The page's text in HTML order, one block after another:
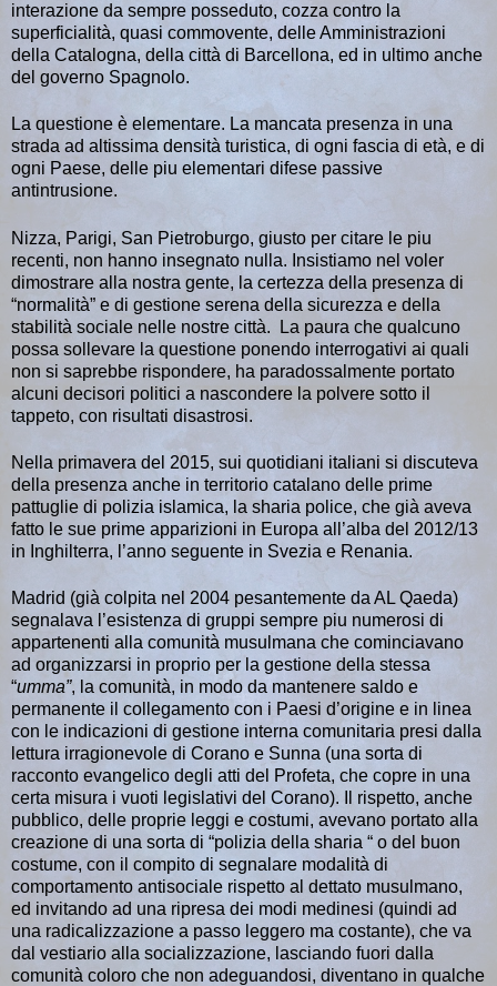
interazione da sempre posseduto, cozza contro la
superficialità, quasi commovente, delle Amministrazioni
della Catalogna, della città di Barcellona, ed in ultimo anche
del governo Spagnolo.
La questione è elementare. La mancata presenza in una
strada ad altissima densità turistica, di ogni fascia di età, e di
ogni Paese, delle piu elementari difese passive
antintrusione.
Nizza, Parigi, San Pietroburgo, giusto per citare le piu
recenti, non hanno insegnato nulla. Insistiamo nel voler
dimostrare alla nostra gente, la certezza della presenza di
“normalità” e di gestione serena della sicurezza e della
stabilità sociale nelle nostre città. La paura che qualcuno
possa sollevare la questione ponendo interrogativi ai quali
non si saprebbe rispondere, ha paradossalmente portato
alcuni decisori politici a nascondere la polvere sotto il
tappeto, con risultati disastrosi.
Nella primavera del 2015, sui quotidiani italiani si discuteva
della presenza anche in territorio catalano delle prime
pattuglie di polizia islamica, la sharia police, che già aveva
fatto le sue prime apparizioni in Europa all’alba del 2012/13
in Inghilterra, l’anno seguente in Svezia e Renania.
Madrid (già colpita nel 2004 pesantemente da AL Qaeda)
segnalava l’esistenza di gruppi sempre piu numerosi di
appartenenti alla comunità musulmana che cominciavano
ad organizzarsi in proprio per la gestione della stessa
“umma”, la comunità, in modo da mantenere saldo e
permanente il collegamento con i Paesi d’origine e in linea
con le indicazioni di gestione interna comunitaria presi dalla
lettura irragionevole di Corano e Sunna (una sorta di
racconto evangelico degli atti del Profeta, che copre in una
certa misura i vuoti legislativi del Corano). Il rispetto, anche
pubblico, delle proprie leggi e costumi, avevano portato alla
creazione di una sorta di “polizia della sharia “ o del buon
costume, con il compito di segnalare modalità di
comportamento antisociale rispetto al dettato musulmano,
ed invitando ad una ripresa dei modi medinesi (quindi ad
una radicalizzazione a passo leggero ma costante), che va
dal vestiario alla socializzazione, lasciando fuori dalla
comunità coloro che non adeguandosi, diventano in qualche